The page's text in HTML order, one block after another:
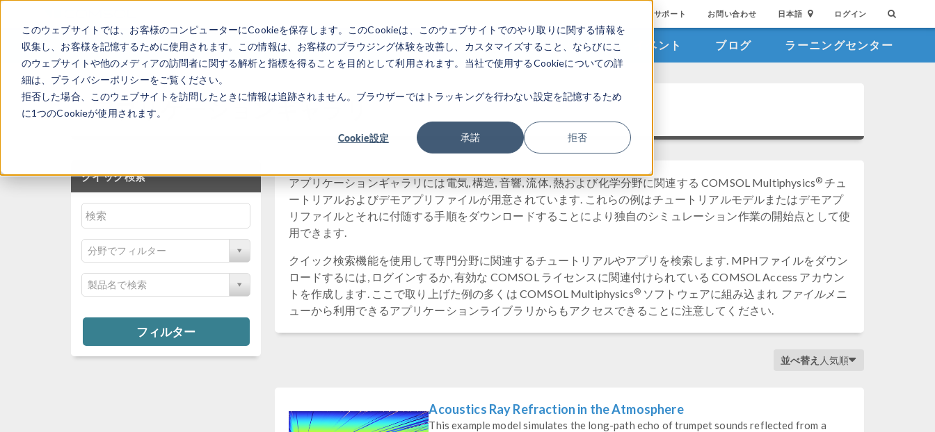
このウェブサイトでは、お客様のコンピューターにCookieを保存します。このCookieは、このウェブサイトでのやり取りに関する情報を
収集し、お客様を記憶するために使用されます。この情報は、お客様のブラウジング体験を改善し、カスタマイズすること、ならびにこ
のウェブサイトや他のメディアの訪問者に関する解析と指標を得ることを目的として利用されます。当社で使用するCookieについての詳
細は、プライバシーポリシーをご覧ください。
拒否した場合、このウェブサイトを訪問したときに情報は追跡されません。ブラウザーではトラッキングを行わない設定を記憶するため
に1つのCookieが使用されます。
Cookie設定 承諾 拒否
サポート お問い合わせ 日本語 ログイン
製品 業界 ビデオギャラリ イベント ブログ ラーニングセンター
アプリケーションギャラリ
クイック検索
分野でフィルター
製品名で検索
フィルター
アプリケーションギャラリには電気, 構造, 音響, 流体, 熱および化学分野に関連する COMSOL Multiphysics® チュ
ートリアルおよびデモアプリファイルが用意されています. これらの例はチュートリアルモデルまたはデモアプ
リファイルとそれに付随する手順をダウンロードすることにより独自のシミュレーション作業の開始点として使
用できます.
クイック検索機能を使用して専門分野に関連するチュートリアルやアプリを検索します. MPHファイルをダウン
ロードするには, ログインするか, 有効な COMSOL ライセンスに関連付けられている COMSOL Access アカウン
トを作成します. ここで取り上げた例の多くは COMSOL Multiphysics®ソフトウェアに組み込まれ ファイルメニ
ューから利用できるアプリケーションライブラリからもアクセスできることに注意してください.
並べ替え 人気順
Acoustics Ray Refraction in the Atmosphere
This example model simulates the long-path echo of trumpet sounds reflected from a